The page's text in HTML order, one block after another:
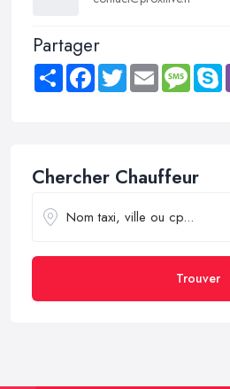
Partager
Share FacebookTwitter Email
Chercher Chauffeur
Trouver